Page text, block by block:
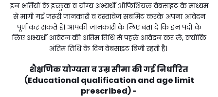
इन भर्तियों के इच्छुक व योग्य अभ्यर्थी ऑफिशियल वेबसाइट के माध्यम
से मांगी गई जरूरी जानकारी व दस्तावेज सबमिट करके अपना आवेदन
पूर्ण कर सकते हैं। आपकी जानकारी के लिए बता दें कि इन पदों के
लिए अभ्यर्थी आवेदन की अंतिम तिथि से पहले आवेदन कर लें, क्योंकि
अंतिम तिथि के दिन वेबसाइट बिजी रहती है।
शैक्षणिक योग्यता व उम्र सीमा की गई निर्धारित
(Educational qualification and age limit
prescribed) -